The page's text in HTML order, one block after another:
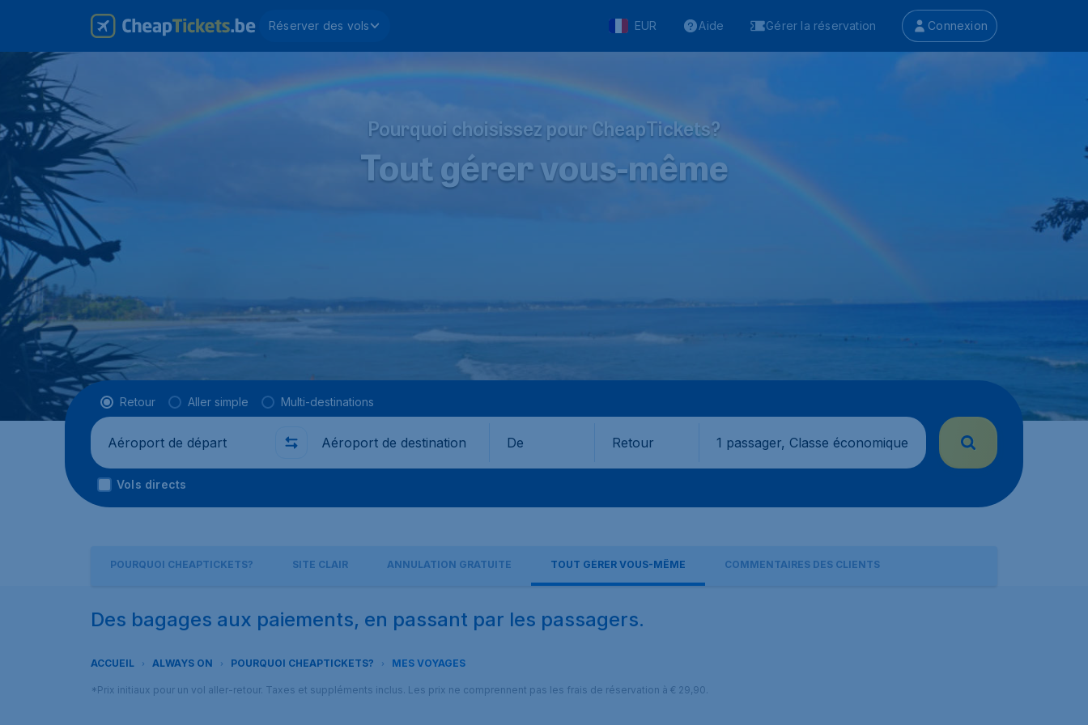
Réserver des vols EUR Aide Gérer la réservation Connexion
Pourquoi choisissez pour CheapTickets?
Tout gérer vous-même
Type de vol
Retour Aller simple Multi-destinations
Départ de Où De Retour 1 passager, Classe économique
Vols directs
POURQUOI CHEAPTICKETS? SITE CLAIR ANNULATION GRATUITE TOUT GÉRER VOUS-MÊME COMMENTAIRES DES CLIENTS
Des bagages aux paiements, en passant par les passagers.
ACCUEIL ALWAYS ON POURQUOI CHEAPTICKETS? MES VOYAGES
*Prix initiaux pour un vol aller-retour. Taxes et suppléments inclus. Les prix ne comprennent pas les frais de réservation à € 29,90.